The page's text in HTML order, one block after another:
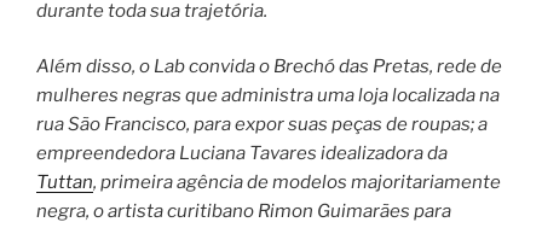
durante toda sua trajetória.
Além disso, o Lab convida o Brechó das Pretas, rede de
mulheres negras que administra uma loja localizada na
rua São Francisco, para expor suas peças de roupas; a
empreendedora Luciana Tavares idealizadora da
Tuttan, primeira agência de modelos majoritariamente
negra, o artista curitibano Rimon Guimarães para